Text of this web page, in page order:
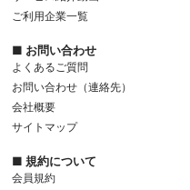
ご利用企業一覧
■ お問い合わせ
よくあるご質問
お問い合わせ（連絡先）
会社概要
サイトマップ
■ 規約について
会員規約